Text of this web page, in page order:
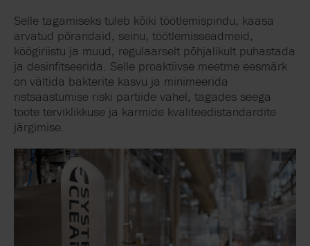
Selle tagamiseks tuleb kõiki töötlemispindu, kaasa
arvatud põrandaid, seinu, töötlemisseadmeid,
köögiriistu ja muud, regulaarselt põhjalikult puhastada
ja desinfitseerida. Selle proaktiivse meetme eesmärk
on vältida bakterite kasvu ja minimeerida
ristsaastumise riski partiide vahel, tagades seega
toote terviklikkuse ja karmide kvaliteedistandardite
järgimise.